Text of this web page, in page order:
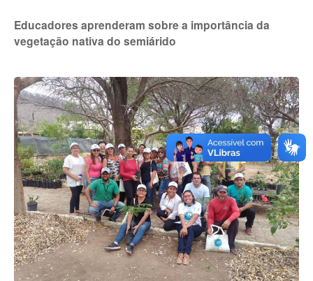
Educadores aprenderam sobre a importância da
vegetação nativa do semiárido